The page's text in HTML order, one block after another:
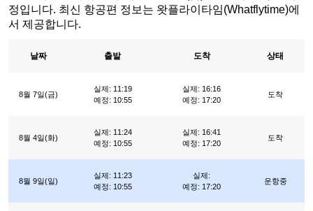
정입니다. 최신 항공편 정보는 왓플라이타임(Whatflytime)에
서 제공합니다.
날짜 출발 도착 상태
8월 7일(금)
실제: 11:19
예정: 10:55
실제: 16:16
예정: 17:20
도착
8월 4일(화)
실제: 11:24
예정: 10:55
실제: 16:41
예정: 17:20
도착
8월 9일(일)
실제: 11:23
예정: 10:55
실제:
예정: 17:20
운항중